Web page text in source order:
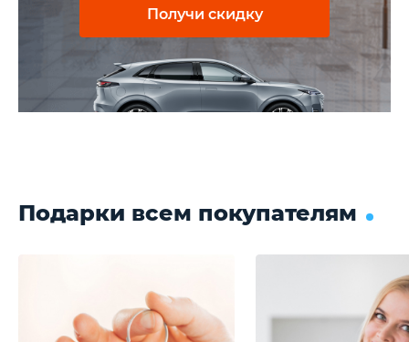
Получи скидку
Подарки всем покупателям